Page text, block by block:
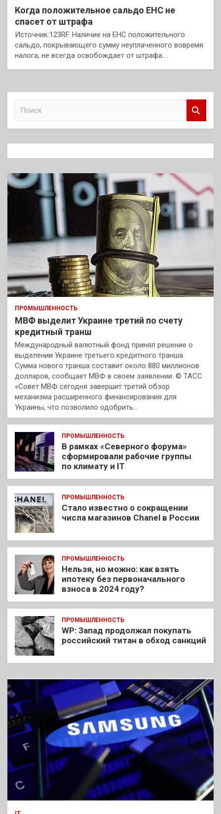
Когда положительное сальдо ЕНС не
спасет от штрафа
Источник:123RF. Наличие на ЕНС положительного
сальдо, покрывающего сумму неуплаченного вовремя
налога, не всегда освобождает от штрафа.…
к
ПРОМЫШЛЕННОСТЬ
МВФ выделит Украине третий по счету
кредитный транш
Международный валютный фонд принял решение о
выделении Украине третьего кредитного транша.
Сумма нового транша составит около 880 миллионов
долларов, сообщает МВФ в своем заявлении. © ТАСС
«Совет МВФ сегодня завершит третий обзор
механизма расширенного финансирования для
Украины, что позволило одобрить…
ПРОМЫШЛЕННОСТЬ
В рамках «Северного форума»
сформировали рабочие группы
по климату и IT
ПРОМЫШЛЕННОСТЬ
Стало известно о сокращении
числа магазинов Chanel в России
ПРОМЫШЛЕННОСТЬ
Нельзя, но можно: как взять
ипотеку без первоначального
взноса в 2024 году?
ПРОМЫШЛЕННОСТЬ
WP: Запад продолжал покупать
российский титан в обход санкций